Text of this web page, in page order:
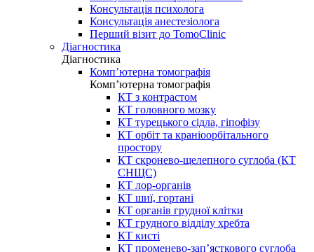
Консультація психолога
Консультація анестезіолога
Перший візит до TomoClinic
Діагностика
Діагностика
Комп’ютерна томографія
Комп’ютерна томографія
КТ з контрастом
КТ головного мозку
КТ турецького сідла, гіпофізу
КТ орбіт та краніоорбітального
простору
КТ скронево-щелепного суглоба (КТ
СНЩС)
КТ лор-органів
КТ шиї, гортані
КТ органів грудної клітки
КТ грудного відділу хребта
КТ кисті
КТ променево-зап’ясткового суглоба